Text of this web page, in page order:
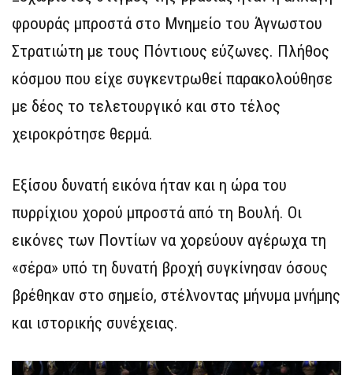
φρουράς μπροστά στο Μνημείο του Άγνωστου
Στρατιώτη με τους Πόντιους εύζωνες. Πλήθος
κόσμου που είχε συγκεντρωθεί παρακολούθησε
με δέος το τελετουργικό και στο τέλος
χειροκρότησε θερμά.
Εξίσου δυνατή εικόνα ήταν και η ώρα του
πυρρίχιου χορού μπροστά από τη Βουλή. Οι
εικόνες των Ποντίων να χορεύουν αγέρωχα τη
«σέρα» υπό τη δυνατή βροχή συγκίνησαν όσους
βρέθηκαν στο σημείο, στέλνοντας μήνυμα μνήμης
και ιστορικής συνέχειας.